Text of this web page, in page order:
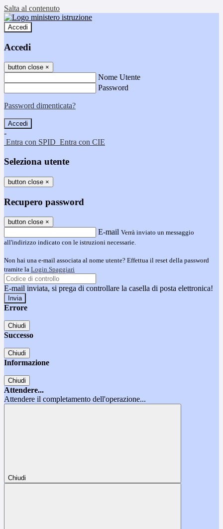
Salta al contenuto
Accedi
Accedi
button close ×
Nome Utente
Password
Password dimenticata?
-
Entra con SPID Entra con CIE
Seleziona utente
button close ×
Recupero password
button close ×
E-mail Verrà inviato un messaggio
all'indirizzo indicato con le istruzioni necessarie.
Non hai una e-mail associata al nome utente? Effettua il reset della password
tramite la Login Spaggiari
E-mail inviata, si prega di controllare la casella di posta elettronica!
Errore
Chiudi
Successo
Chiudi
Informazione
Chiudi
Attendere...
Attendere il completamento dell'operazione...
Chiudi